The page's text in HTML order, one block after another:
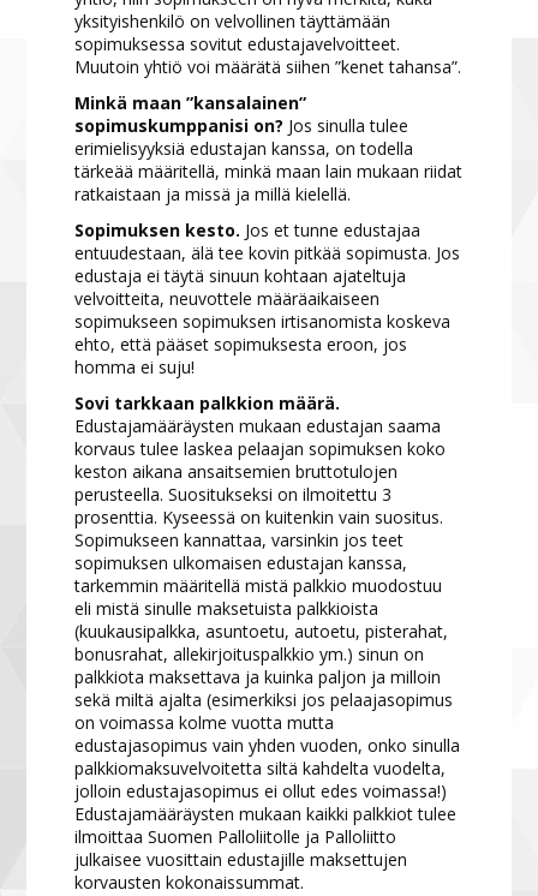
yksityishenkilö on velvollinen täyttämään
sopimuksessa sovitut edustajavelvoitteet.
Muutoin yhtiö voi määrätä siihen ”kenet tahansa”.
Minkä maan ”kansalainen”
sopimuskumppanisi on? Jos sinulla tulee
erimielisyyksiä edustajan kanssa, on todella
tärkeää määritellä, minkä maan lain mukaan riidat
ratkaistaan ja missä ja millä kielellä.
Sopimuksen kesto. Jos et tunne edustajaa
entuudestaan, älä tee kovin pitkää sopimusta. Jos
edustaja ei täytä sinuun kohtaan ajateltuja
velvoitteita, neuvottele määräaikaiseen
sopimukseen sopimuksen irtisanomista koskeva
ehto, että pääset sopimuksesta eroon, jos
homma ei suju!
Sovi tarkkaan palkkion määrä.
Edustajamääräysten mukaan edustajan saama
korvaus tulee laskea pelaajan sopimuksen koko
keston aikana ansaitsemien bruttotulojen
perusteella. Suositukseksi on ilmoitettu 3
prosenttia. Kyseessä on kuitenkin vain suositus.
Sopimukseen kannattaa, varsinkin jos teet
sopimuksen ulkomaisen edustajan kanssa,
tarkemmin määritellä mistä palkkio muodostuu
eli mistä sinulle maksetuista palkkioista
(kuukausipalkka, asuntoetu, autoetu, pisterahat,
bonusrahat, allekirjoituspalkkio ym.) sinun on
palkkiota maksettava ja kuinka paljon ja milloin
sekä miltä ajalta (esimerkiksi jos pelaajasopimus
on voimassa kolme vuotta mutta
edustajasopimus vain yhden vuoden, onko sinulla
palkkiomaksuvelvoitetta siltä kahdelta vuodelta,
jolloin edustajasopimus ei ollut edes voimassa!)
Edustajamääräysten mukaan kaikki palkkiot tulee
ilmoittaa Suomen Palloliitolle ja Palloliitto
julkaisee vuosittain edustajille maksettujen
korvausten kokonaissummat.